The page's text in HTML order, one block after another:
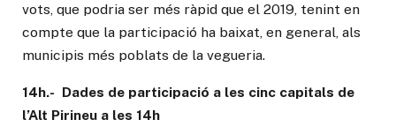
vots, que podria ser més ràpid que el 2019, tenint en
compte que la participació ha baixat, en general, als
municipis més poblats de la vegueria.
14h.- Dades de participació a les cinc capitals de
l’Alt Pirineu a les 14h